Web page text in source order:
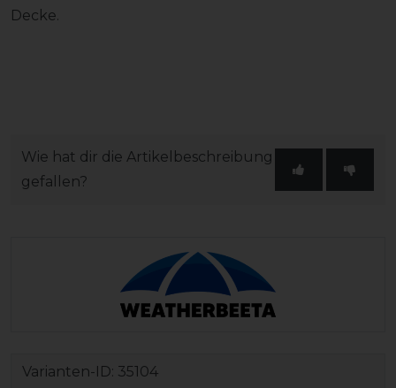
Decke.
Wie hat dir die Artikelbeschreibung
gefallen?
Varianten-ID: 35104